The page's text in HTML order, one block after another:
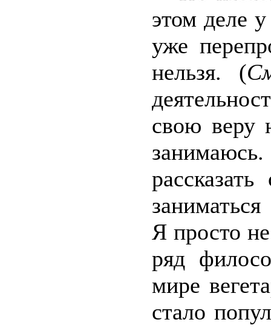
этом деле
уже
нельзя. (
свою веру
Я просто
ряд
мире
стало